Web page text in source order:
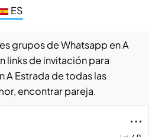
ES
grupos de Whatsapp en A
links de invitación para
A Estrada de todas las
encontrar pareja.